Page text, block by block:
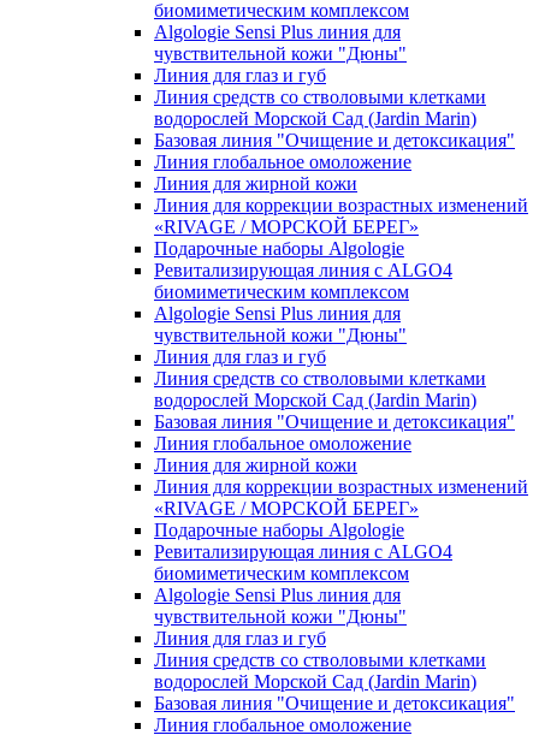
биомиметическим комплексом
Algologie Sensi Plus линия для
чувcтвительной кожи "Дюны"
Линия для глаз и губ
Линия средств со стволовыми клетками
водорослей Морской Сад (Jardin Marin)
Базовая линия "Очищение и детоксикация"
Линия глобальное омоложение
Линия для жирной кожи
Линия для коррекции возрастных изменений
«RIVAGE / МОРСКОЙ БЕРЕГ»
Подарочные наборы Algologie
Ревитализирующая линия с ALGO4
биомиметическим комплексом
Algologie Sensi Plus линия для
чувcтвительной кожи "Дюны"
Линия для глаз и губ
Линия средств со стволовыми клетками
водорослей Морской Сад (Jardin Marin)
Базовая линия "Очищение и детоксикация"
Линия глобальное омоложение
Линия для жирной кожи
Линия для коррекции возрастных изменений
«RIVAGE / МОРСКОЙ БЕРЕГ»
Подарочные наборы Algologie
Ревитализирующая линия с ALGO4
биомиметическим комплексом
Algologie Sensi Plus линия для
чувcтвительной кожи "Дюны"
Линия для глаз и губ
Линия средств со стволовыми клетками
водорослей Морской Сад (Jardin Marin)
Базовая линия "Очищение и детоксикация"
Линия глобальное омоложение